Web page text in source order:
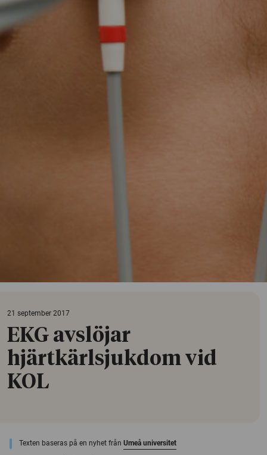
21 september 2017
EKG avslöjar
hjärtkärlsjukdom vid
KOL
Texten baseras på en nyhet från Umeå universitet